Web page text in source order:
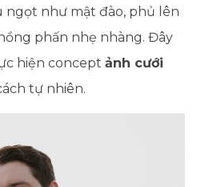
ngọt như mật đào, phủ lên
phấn nhẹ nhàng. Đây
hiện concept ảnh cưới
tự nhiên.